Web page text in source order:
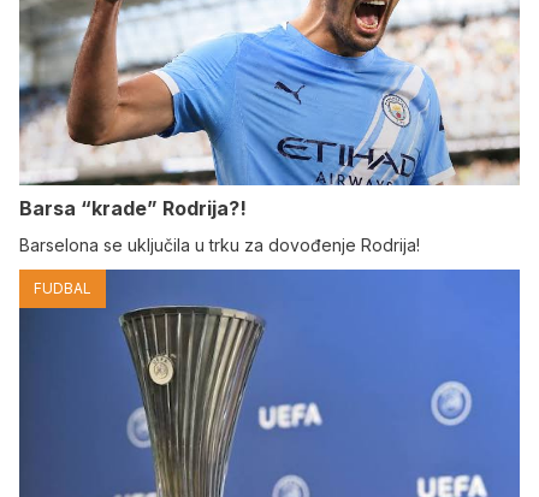
Barsa “krade” Rodrija?!
Barselona se uključila u trku za dovođenje Rodrija!
FUDBAL